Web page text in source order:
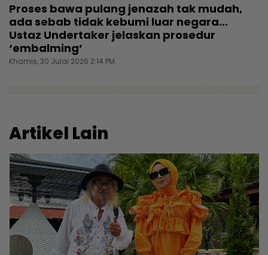
Proses bawa pulang jenazah tak mudah,
ada sebab tidak kebumi luar negara...
Ustaz Undertaker jelaskan prosedur
‘embalming’
Khamis, 30 Julai 2026 2:14 PM
Artikel Lain